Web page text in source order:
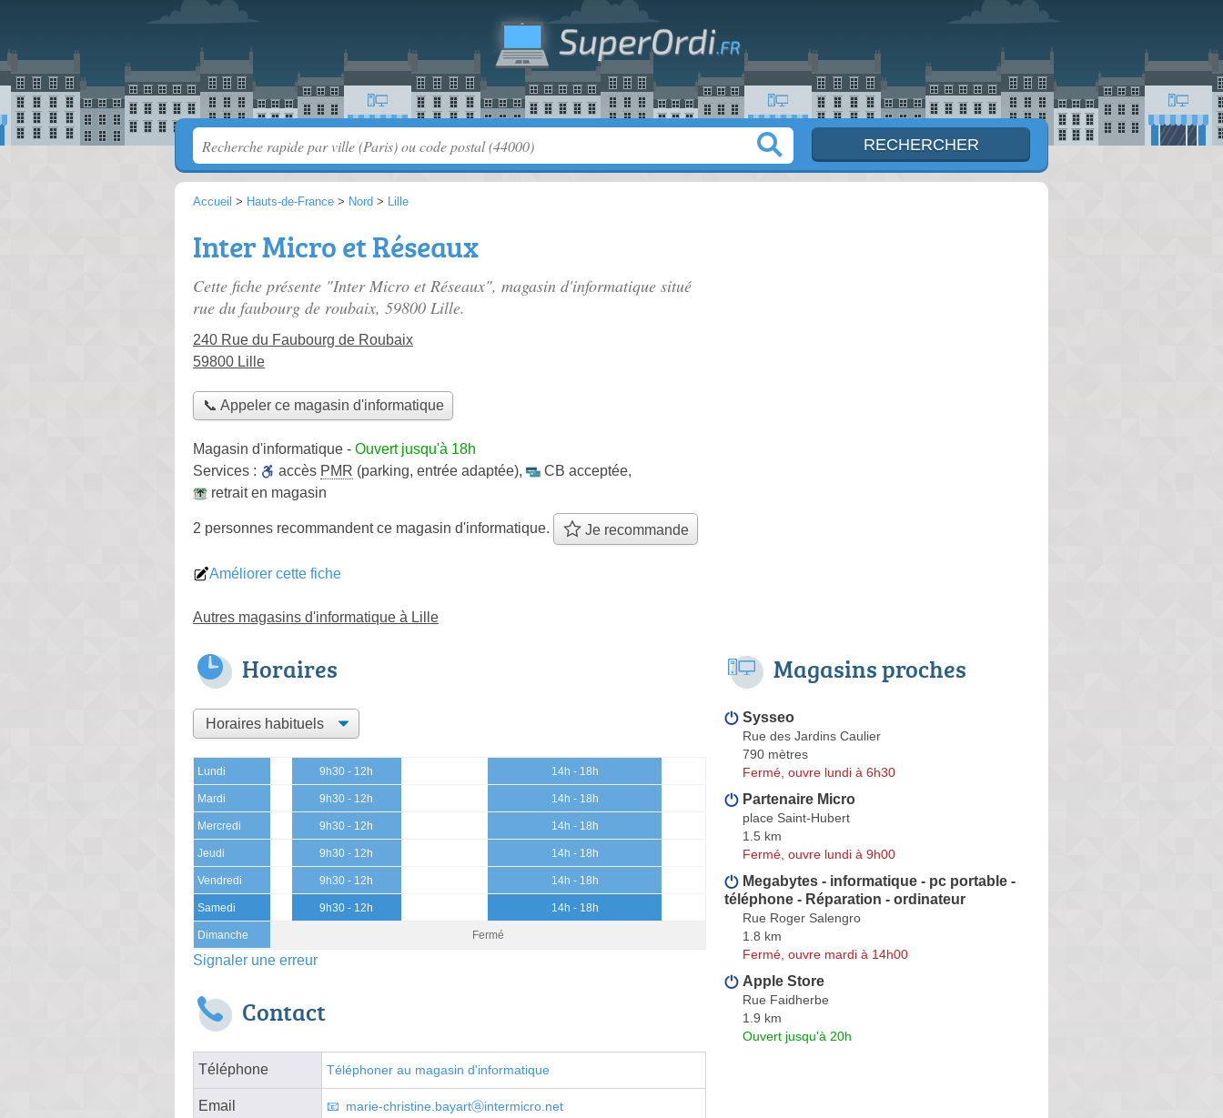
Accueil > Hauts-de-France > Nord > Lille
Inter Micro et Réseaux
Cette fiche présente "Inter Micro et Réseaux", magasin d'informatique situé
rue du faubourg de roubaix, 59800 Lille.
240 Rue du Faubourg de Roubaix
59800 Lille
📞 Appeler ce magasin d'informatique
Magasin d'informatique - Ouvert jusqu'à 18h
Services :
accès PMR (parking, entrée adaptée), CB acceptée,
retrait en magasin
2 personnes recommandentce magasin d'informatique. Je recommande
Améliorer cette fiche
Autres magasins d'informatique à Lille
Horaires
Lundi 9h30 - 12h 14h - 18h
Mardi 9h30 - 12h 14h - 18h
Mercredi 9h30 - 12h 14h - 18h
Jeudi 9h30 - 12h 14h - 18h
Vendredi 9h30 - 12h 14h - 18h
Samedi 9h30 - 12h 14h - 18h
Dimanche Fermé
Signaler une erreur
Contact
Téléphone Téléphoner au magasin d'informatique
Email marie-christine.bayartⓐintermicro.net
Magasins proches
Sysseo
Rue des Jardins Caulier
790 mètres
Fermé, ouvre lundi à 6h30
Partenaire Micro
place Saint-Hubert
1.5 km
Fermé, ouvre lundi à 9h00
Megabytes - informatique - pc portable -
téléphone - Réparation - ordinateur
Rue Roger Salengro
1.8 km
Fermé, ouvre mardi à 14h00
Apple Store
Rue Faidherbe
1.9 km
Ouvert jusqu'à 20h